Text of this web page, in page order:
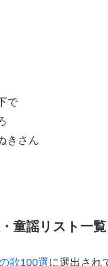
で
きさん
童謡リスト一覧
歌100選に選出され